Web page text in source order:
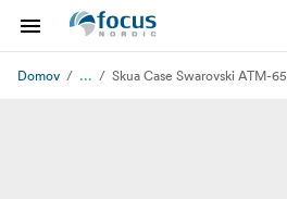
Domov ... Skua Case Swarovski ATM-65